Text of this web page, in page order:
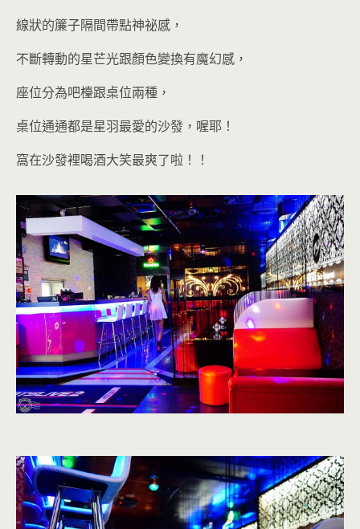
線狀的簾子隔間帶點神祕感，
不斷轉動的星芒光跟顏色變換有魔幻感，
座位分為吧檯跟桌位兩種，
桌位通通都是星羽最愛的沙發 ，喔耶！
窩在沙發裡喝酒大笑最爽了啦！！